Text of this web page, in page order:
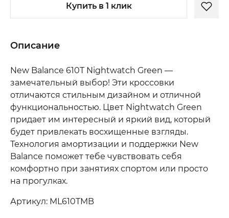
Купить в 1 клик
Описание
New Balance 610T Nightwatch Green —
замечательный выбор! Эти кроссовки
отличаются стильным дизайном и отличной
функциональностью. Цвет Nightwatch Green
придает им интересный и яркий вид, который
будет привлекать восхищенные взгляды.
Технология амортизации и поддержки New
Balance поможет тебе чувствовать себя
комфортно при занятиях спортом или просто
на прогулках.
Артикул: ML610TMB